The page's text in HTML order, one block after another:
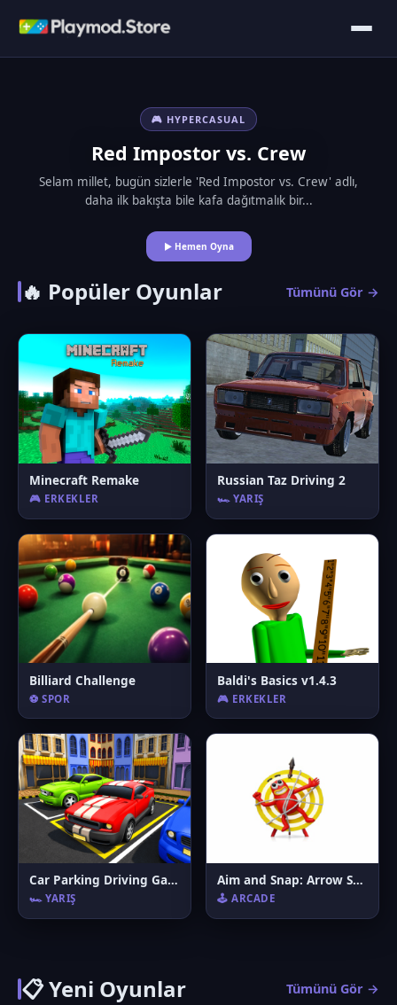
🎮 HYPERCASUAL
Red Impostor vs. Crew
Selam millet, bugün sizlerle 'Red Impostor vs. Crew' adlı,
daha ilk bakışta bile kafa dağıtmalık bir...
▶ Hemen Oyna
🔥 Popüler Oyunlar Tümünü Gör →
Minecraft Remake
🎮 ERKEKLER
Russian Taz Driving 2
🏎️ YARIŞ
Billiard Challenge
⚽ SPOR
Baldi's Basics v1.4.3
🎮 ERKEKLER
Car Parking Driving Game
🏎️ YARIŞ
Aim and Snap: Arrow Srike
🕹️ ARCADE
📋 Yeni Oyunlar Tümünü Gör →